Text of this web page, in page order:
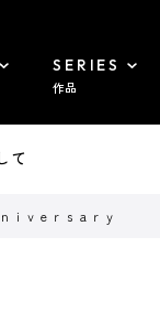
SERIES
作品
て
ｖｅｒｓａｒｙ